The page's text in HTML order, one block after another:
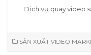
Dịch vụ quay video
SẢN XUẤT VIDEO